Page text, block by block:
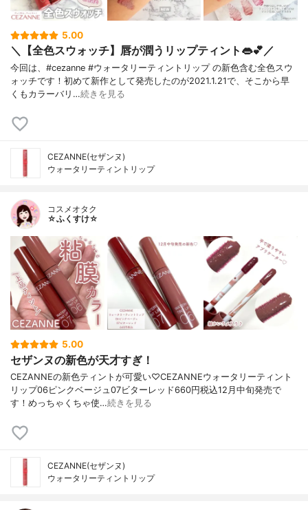
5.00
＼【全色スウォッチ】唇が潤うリップティント👄💕／
今回は、#cezanne #ウォータリーティントリップ の新色含む全色スウ
ォッチです！初めて新作として発売したのが2021.1.21で、そこから早
くもカラーバリ…続きを見る
CEZANNE(セザンヌ)
ウォータリーティントリップ
コスメオタク
☆ふくすけ☆
5.00
セザンヌの新色が天才すぎ！
CEZANNEの新色ティントが可愛い♡CEZANNEウォータリーティント
リップ06ピンクベージュ07ビターレッド660円税込12月中旬発売で
す！めっちゃくちゃ使…続きを見る
CEZANNE(セザンヌ)
ウォータリーティントリップ